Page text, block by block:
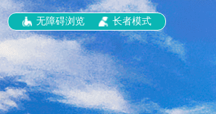
无障碍浏览 长者模式